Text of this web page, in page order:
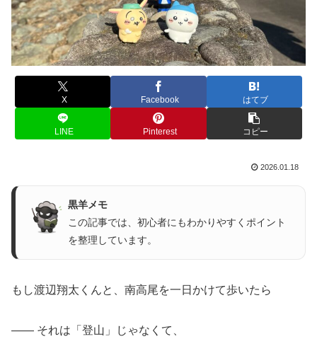
X Facebook はてブ
LINE Pinterest コピー
2026.01.18
黒羊メモ
この記事では、初心者にもわかりやすくポイント
を整理しています。
もし渡辺翔太くんと、南高尾を一日かけて歩いたら
—— それは「登山」じゃなくて、